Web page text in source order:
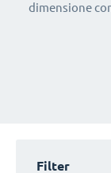
dimensione
Filter